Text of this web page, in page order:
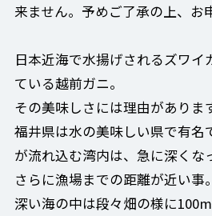
来ません。予めご了承の上、お
日本近海で水揚げされるズワ
ている越前ガニ。
その美味しさには理由がありま
福井県は水の美味しい県で有名
が流れ込む湾内は、急に深くな
さらに漁場までの距離が近い事。
深い海の中は段々畑の様に